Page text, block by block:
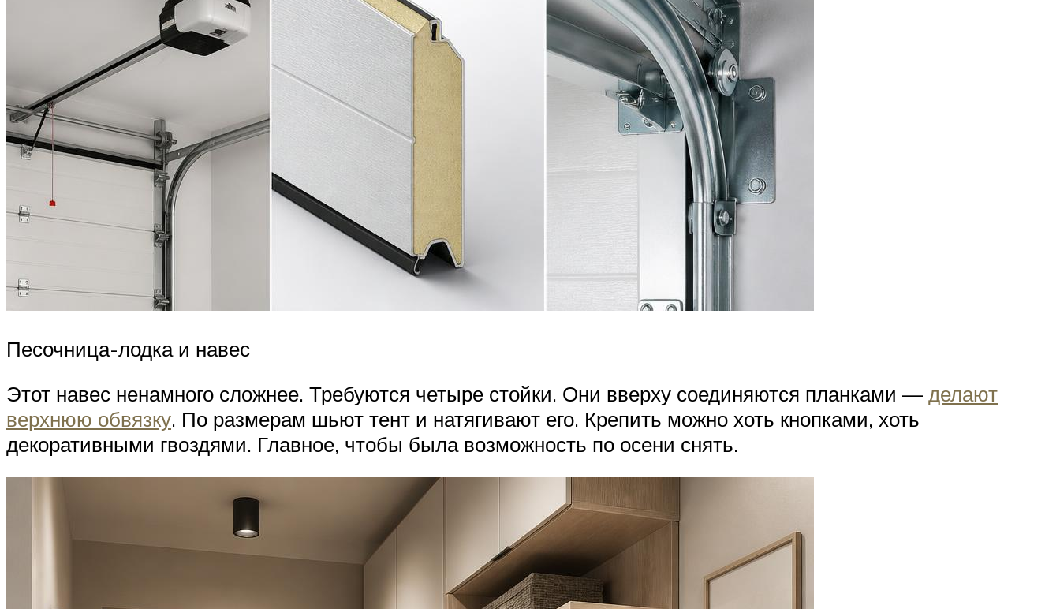
Песочница-лодка и навес
Этот навес ненамного сложнее. Требуются четыре стойки. Они вверху соединяются планками — делают
верхнюю обвязку. По размерам шьют тент и натягивают его. Крепить можно хоть кнопками, хоть
декоративными гвоздями. Главное, чтобы была возможность по осени снять.